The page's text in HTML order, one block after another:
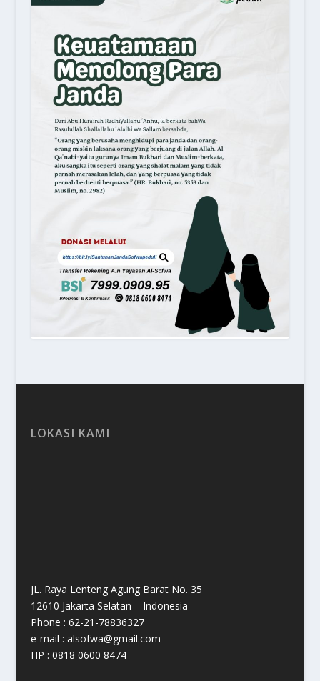
LOKASI KAMI
JL. Raya Lenteng Agung Barat No. 35
12610 Jakarta Selatan – Indonesia
Phone : 62-21-78836327
e-mail : alsofwa@gmail.com
HP : 0818 0600 8474